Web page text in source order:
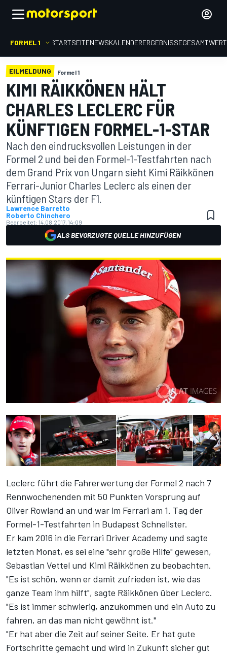
FORMEL 1 STARTSEITENEWSKALENDERERGEBNISSE
EILMELDUNG Formel 1
KIMI RÄIKKÖNEN HÄLT
CHARLES LECLERC FÜR
KÜNFTIGEN FORMEL-1-STAR
Nach den eindrucksvollen Leistungen in der
Formel 2 und bei den Formel-1-Testfahrten nach
dem Grand Prix von Ungarn sieht Kimi Räikkönen
Ferrari-Junior Charles Leclerc als einen der
künftigen Stars der F1.
Lawrence Barretto
Roberto Chinchero
Bearbeitet: 14.08.2017, 14:09
ALS BEVORZUGTE QUELLE HINZUFÜGEN
Leclerc führt die Fahrerwertung der Formel 2 nach 7
Rennwochenenden mit 50 Punkten Vorsprung auf
Oliver Rowland an und war im Ferrari am 1. Tag der
Formel-1-Testfahrten in Budapest Schnellster.
Er kam 2016 in die Ferrari Driver Academy und sagte
letzten Monat, es sei eine "sehr große Hilfe" gewesen,
Sebastian Vettel und Kimi Räikkönen zu beobachten.
"Es ist schön, wenn er damit zufrieden ist, wie das
ganze Team ihm hilft", sagte Räikkönen über Leclerc.
"Es ist immer schwierig, anzukommen und ein Auto zu
fahren, an das man nicht gewöhnt ist."
"Er hat aber die Zeit auf seiner Seite. Er hat gute
Fortschritte gemacht und wird in Zukunft sicher gut